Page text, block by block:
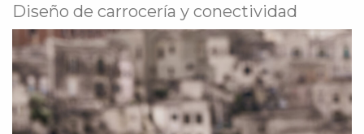
Diseño de carrocería y conectividad